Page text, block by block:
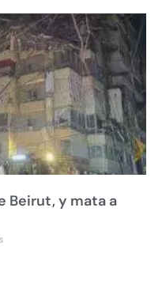
Beirut, y mata a